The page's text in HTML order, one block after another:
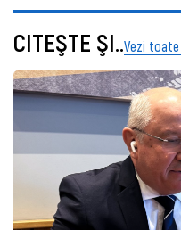
CITEŞTE ŞI..Vezi toate